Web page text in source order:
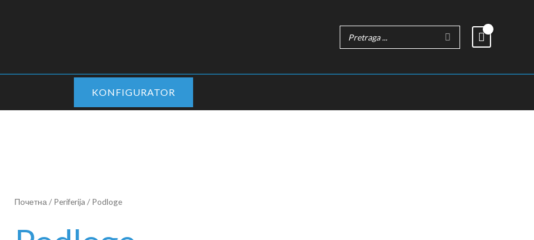
KONFIGURATOR
Почетна / Periferija / Podloge